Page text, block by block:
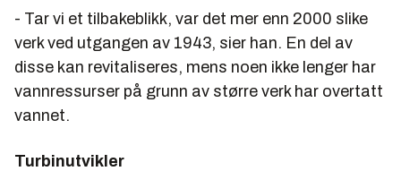
- Tar vi et tilbakeblikk, var det mer enn 2000 slike
verk ved utgangen av 1943, sier han. En del av
disse kan revitaliseres, mens noen ikke lenger har
vannressurser på grunn av større verk har overtatt
vannet.
Turbinutvikler